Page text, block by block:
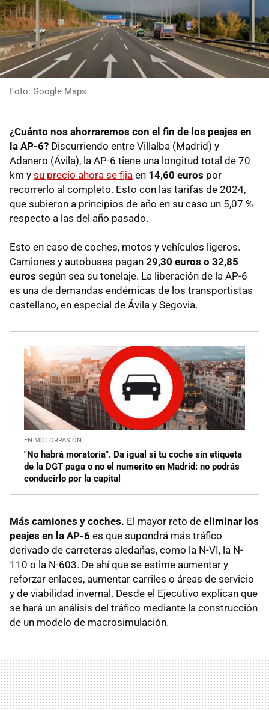
Foto: Google Maps
¿Cuánto nos ahorraremos con el fin de los peajes en
la AP-6? Discurriendo entre Villalba (Madrid) y
Adanero (Ávila), la AP-6 tiene una longitud total de 70
km y su precio ahora se fija en 14,60 euros por
recorrerlo al completo. Esto con las tarifas de 2024,
que subieron a principios de año en su caso un 5,07 %
respecto a las del año pasado.
Esto en caso de coches, motos y vehículos ligeros.
Camiones y autobuses pagan 29,30 euros o 32,85
euros según sea su tonelaje. La liberación de la AP-6
es una de demandas endémicas de los transportistas
castellano, en especial de Ávila y Segovia.
EN MOTORPASIÓN
"No habrá moratoria". Da igual si tu coche sin etiqueta
de la DGT paga o no el numerito en Madrid: no podrás
conducirlo por la capital
Más camiones y coches. El mayor reto de eliminar los
peajes en la AP-6 es que supondrá más tráfico
derivado de carreteras aledañas, como la N-VI, la N-
110 o la N-603. De ahí que se estime aumentar y
reforzar enlaces, aumentar carriles o áreas de servicio
y de viabilidad invernal. Desde el Ejecutivo explican que
se hará un análisis del tráfico mediante la construcción
de un modelo de macrosimulación.